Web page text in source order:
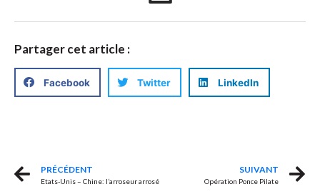
Partager cet article :
Facebook Twitter LinkedIn
PRÉCÉDENT
Etats-Unis – Chine: l’arroseur arrosé
SUIVANT
Opération Ponce Pilate